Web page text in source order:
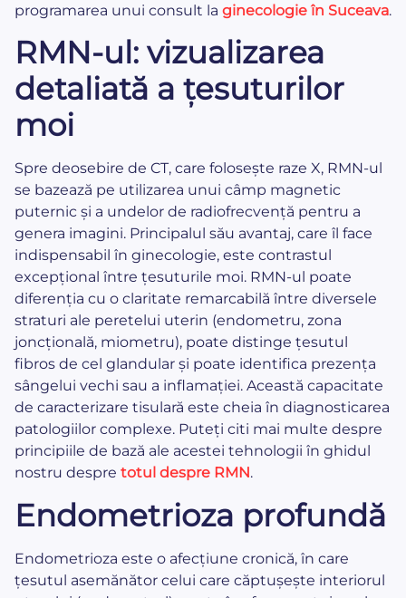
programarea unui consult la ginecologie în Suceava.
RMN-ul: vizualizarea
detaliată a țesuturilor
moi
Spre deosebire de CT, care folosește raze X, RMN-ul
se bazează pe utilizarea unui câmp magnetic
puternic și a undelor de radiofrecvență pentru a
genera imagini. Principalul său avantaj, care îl face
indispensabil în ginecologie, este contrastul
excepțional între țesuturile moi. RMN-ul poate
diferenția cu o claritate remarcabilă între diversele
straturi ale peretelui uterin (endometru, zona
joncțională, miometru), poate distinge țesutul
fibros de cel glandular și poate identifica prezența
sângelui vechi sau a inflamației. Această capacitate
de caracterizare tisulară este cheia în diagnosticarea
patologiilor complexe. Puteți citi mai multe despre
principiile de bază ale acestei tehnologii în ghidul
nostru despre totul despre RMN.
Endometrioza profundă
Endometrioza este o afecțiune cronică, în care
țesutul asemănător celui care căptușește interiorul